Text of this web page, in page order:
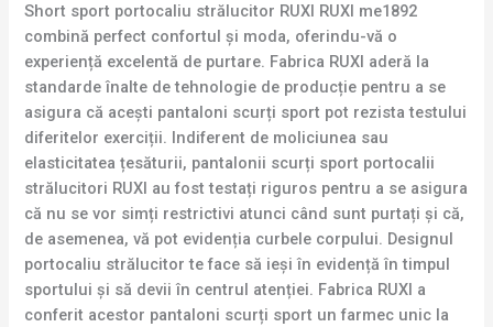
Short sport portocaliu strălucitor RUXI RUXI me1892
combină perfect confortul și moda, oferindu-vă o
experiență excelentă de purtare. Fabrica RUXI aderă la
standarde înalte de tehnologie de producție pentru a se
asigura că acești pantaloni scurți sport pot rezista testului
diferitelor exerciții. Indiferent de moliciunea sau
elasticitatea țesăturii, pantalonii scurți sport portocalii
strălucitori RUXI au fost testați riguros pentru a se asigura
că nu se vor simți restrictivi atunci când sunt purtați și că,
de asemenea, vă pot evidenția curbele corpului. Designul
portocaliu strălucitor te face să ieși în evidență în timpul
sportului și să devii în centrul atenției. Fabrica RUXI a
conferit acestor pantaloni scurți sport un farmec unic la